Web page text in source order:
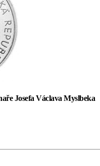
Josefa Václava Myslbeka